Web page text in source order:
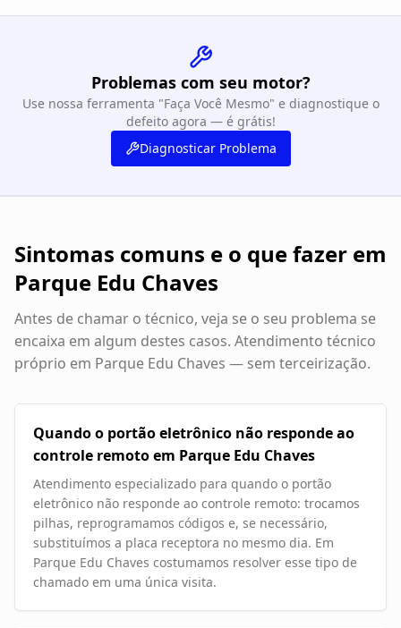
Problemas com seu motor?
Use nossa ferramenta "Faça Você Mesmo" e diagnostique o
defeito agora — é grátis!
Diagnosticar Problema
Sintomas comuns e o que fazer em
Parque Edu Chaves
Antes de chamar o técnico, veja se o seu problema se
encaixa em algum destes casos. Atendimento técnico
próprio em Parque Edu Chaves — sem terceirização.
Quando o portão eletrônico não responde ao
controle remoto em Parque Edu Chaves
Atendimento especializado para quando o portão
eletrônico não responde ao controle remoto: trocamos
pilhas, reprogramamos códigos e, se necessário,
substituímos a placa receptora no mesmo dia. Em
Parque Edu Chaves costumamos resolver esse tipo de
chamado em uma única visita.